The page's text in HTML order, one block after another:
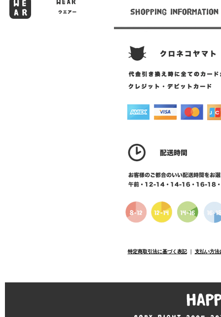
特定商取引法に基づく表記｜ 支払い方法